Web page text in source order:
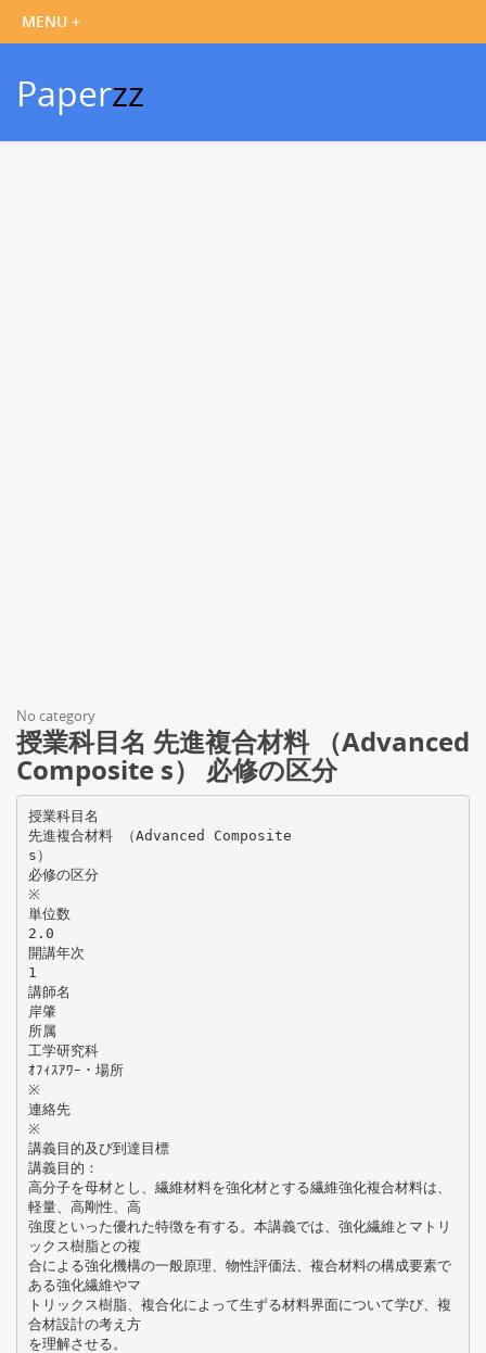
Paperzz
No category
授業科目名 先進複合材料 （Advanced
Composite s） 必修の区分
授業科目名
先進複合材料 （Advanced Composite
s）
必修の区分
※
単位数
2.0
開講年次
1
講師名
岸肇
所属
工学研究科
ｵﾌｨｽｱﾜｰ・場所
※
連絡先
※
講義目的及び到達目標
講義目的：
高分子を母材とし、繊維材料を強化材とする繊維強化複合材料は、
軽量、高剛性、高
強度といった優れた特徴を有する。本講義では、強化繊維とマトリ
ックス樹脂との複
合による強化機構の一般原理、物性評価法、複合材料の構成要素で
ある強化繊維やマ
トリックス樹脂、複合化によって生ずる材料界面について学び、複
合材設計の考え方
を理解させる。